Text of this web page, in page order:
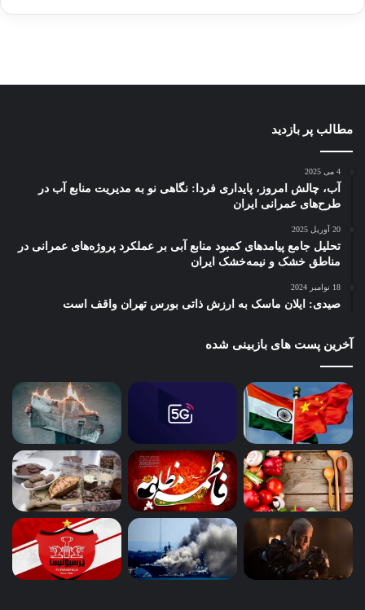
مطالب پر بازدید
4 می 2025
آب، چالش امروز، پایداری فردا: نگاهی نو به مدیریت منابع آب در
طرح‌های عمرانی ایران
20 آوریل 2025
تحلیل جامع پیامدهای کمبود منابع آبی بر عملکرد پروژه‌های عمرانی در
مناطق خشک و نیمه‌خشک ایران
18 نوامبر 2024
صیدی: ایلان ماسک به ارزش ذاتی بورس تهران واقف است
آخرین پست های بازبینی شده